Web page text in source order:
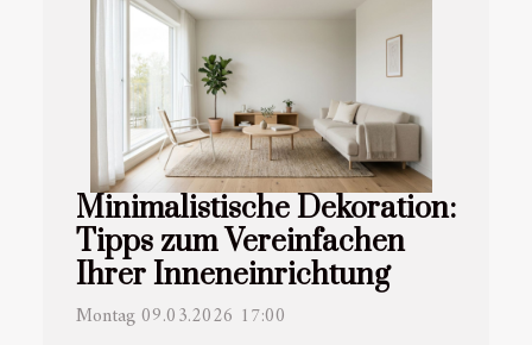
Minimalistische Dekoration:
Tipps zum Vereinfachen
Ihrer Inneneinrichtung
Montag 09.03.2026 17:00